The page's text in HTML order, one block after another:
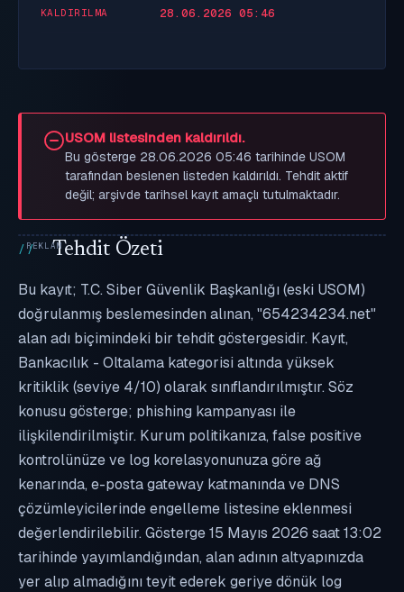
KALDIRILMA 28.06.2026 05:46
USOM listesinden kaldırıldı.
Bu gösterge 28.06.2026 05:46 tarihinde USOM
tarafından beslenen listeden kaldırıldı. Tehdit aktif
değil; arşivde tarihsel kayıt amaçlı tutulmaktadır.
Tehdit Özeti
Bu kayıt; T.C. Siber Güvenlik Başkanlığı (eski USOM)
doğrulanmış beslemesinden alınan, "654234234.net"
alan adı biçimindeki bir tehdit göstergesidir. Kayıt,
Bankacılık - Oltalama kategorisi altında yüksek
kritiklik (seviye 4/10) olarak sınıflandırılmıştır. Söz
konusu gösterge; phishing kampanyası ile
ilişkilendirilmiştir. Kurum politikanıza, false positive
kontrolünüze ve log korelasyonunuza göre ağ
kenarında, e-posta gateway katmanında ve DNS
çözümleyicilerinde engelleme listesine eklenmesi
değerlendirilebilir. Gösterge 15 Mayıs 2026 saat 13:02
tarihinde yayımlandığından, alan adının altyapınızda
yer alıp almadığını teyit ederek geriye dönük log